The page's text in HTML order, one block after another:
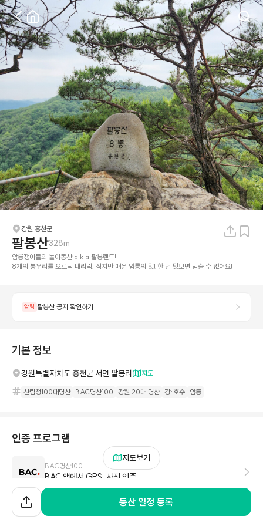
강원 홍천군
팔봉산328m
암릉쟁이들의 놀이동산 a.k.a 팔봉랜드!
8개의 봉우리를 오르락 내리락, 작지만 매운 암릉의 맛! 한 번 맛보면 멈출 수 없어요!
알림 팔봉산 공지 확인하기
기본 정보
강원특별자치도 홍천군 서면 팔봉리 지도
산림청100대명산 BAC명산100 강원 20대 명산 강·호수 암릉
인증 프로그램
BAC명산100
BAC 앱에서 GPS, 사진 인증
하이킹 트래커 구매 후 자율 인증
지도보기
등산 일정 등록